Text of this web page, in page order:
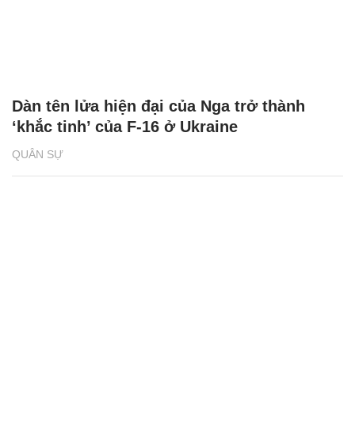
QUÂN SỰ
Dàn tên lửa hiện đại của Nga trở thành
‘khắc tinh’ của F-16 ở Ukraine